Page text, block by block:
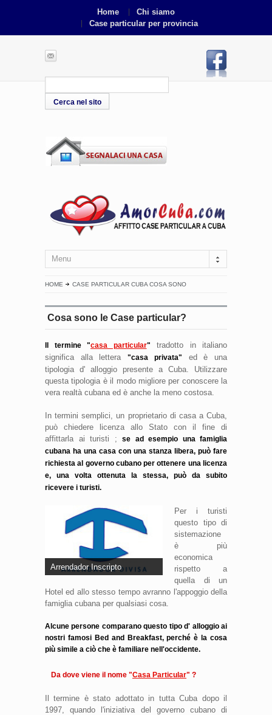
Home
Chi siamo
Case particular per provincia
Menu
HOME CASE PARTICULAR CUBA COSA SONO
Cosa sono le Case particular?
Il termine "casa particular" tradotto in italiano
significa alla lettera"casa privata" ed è una
tipologia d' alloggio presente a Cuba. Utilizzare
questa tipologia è il modo migliore per conoscere la
vera realtà cubana ed è anche la meno costosa.
In termini semplici, un proprietario di casa a Cuba,
può chiedere licenza allo Stato con il fine di
affittarla ai turisti ; se ad esempio una famiglia
cubana ha una casa con una stanza libera, può fare
richiesta al governo cubano per ottenere una licenza
e, una volta ottenuta la stessa, può da subito
ricevere i turisti.
Arrendador Inscripto
Per i turisti
questo tipo di
sistemazione
è più
economica
rispetto a
quella di un
Hotel ed allo stesso tempo avranno l'appoggio della
famiglia cubana per qualsiasi cosa.
Alcune persone comparano questo tipo d' alloggio ai
nostri famosi Bed and Breakfast, perché è la cosa
più simile a ciò che è familiare nell'occidente.
Da dove viene il nome "Casa Particular" ?
Il termine è stato adottato in tutta Cuba dopo il
1997, quando l'iniziativa del governo cubano di